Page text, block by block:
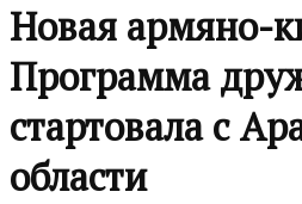
Новая армяно-
Программа
стартовала с
области